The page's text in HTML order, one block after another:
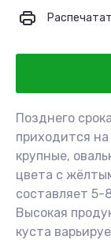
Позднего
приходится
крупные,
цвета с
составляет 5-
Высокая
куста